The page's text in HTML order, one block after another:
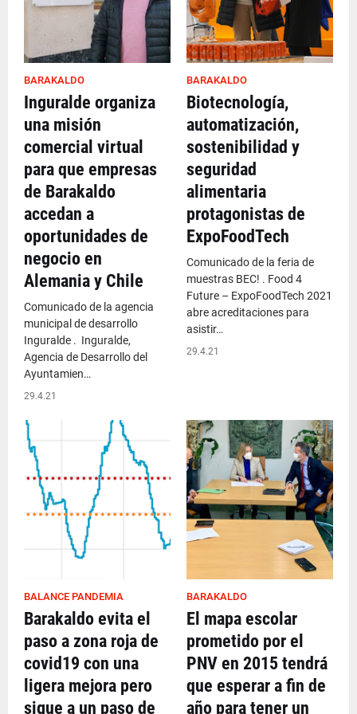
BARAKALDO
Inguralde organiza
una misión
comercial virtual
para que empresas
de Barakaldo
accedan a
oportunidades de
negocio en
Alemania y Chile
Comunicado de la agencia
municipal de desarrollo
Inguralde . Inguralde,
Agencia de Desarrollo del
Ayuntamien…
29.4.21
BARAKALDO
Biotecnología,
automatización,
sostenibilidad y
seguridad
alimentaria
protagonistas de
ExpoFoodTech
Comunicado de la feria de
muestras BEC! . Food 4
Future – ExpoFoodTech 2021
abre acreditaciones para
asistir…
29.4.21
BALANCE PANDEMIA
Barakaldo evita el
paso a zona roja de
covid19 con una
ligera mejora pero
sigue a un paso de
BARAKALDO
El mapa escolar
prometido por el
PNV en 2015 tendrá
que esperar a fin de
año para tener un